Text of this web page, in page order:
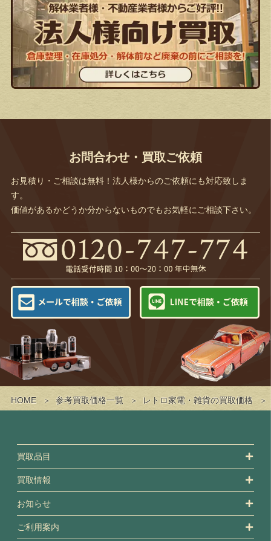
HOME 参考買取価格一覧 レトロ家電・雑貨の買取価格
お問合わせ・買取ご依頼
お見積り・ご相談は無料！法人様からのご依頼にも対応致しま
す。
価値があるかどうか分からないものでもお気軽にご相談下さい。
買取品目
買取情報
お知らせ
ご利用案内